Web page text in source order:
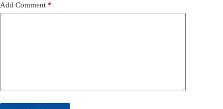
Add Comment *